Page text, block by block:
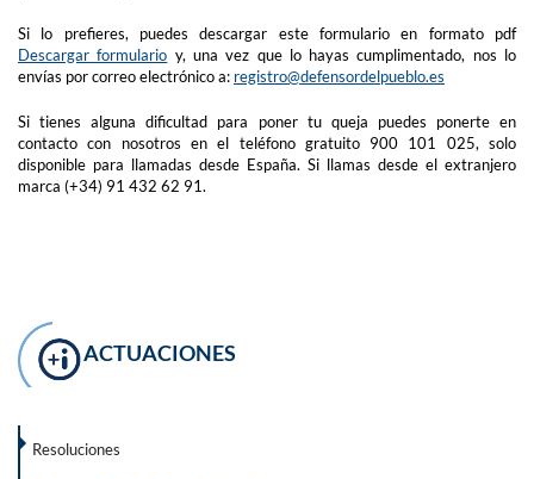
Si lo prefieres, puedes descargar este formulario en formato pdf
Descargar formulario y, una vez que lo hayas cumplimentado, nos lo
envías por correo electrónico a: registro@defensordelpueblo.es
Si tienes alguna dificultad para poner tu queja puedes ponerte en
contacto con nosotros en el teléfono gratuito 900 101 025, solo
disponible para llamadas desde España. Si llamas desde el extranjero
marca (+34) 91 432 62 91.
ACTUACIONES
Resoluciones